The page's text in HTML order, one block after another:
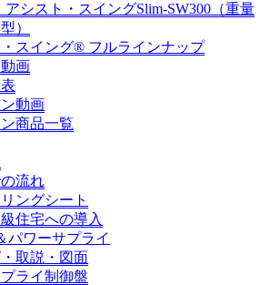
アシスト・スイングSlim-SW300（重量
）
スイング® フルラインナップ
画
動画
商品一覧
流れ
ングシート
住宅への導入
パワーサプライ
取説・図面
ライ制御盤